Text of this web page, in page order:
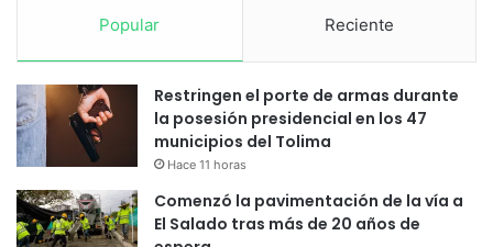
Popular Reciente
Restringen el porte de armas durante
la posesión presidencial en los 47
municipios del Tolima
Hace 11 horas
Comenzó la pavimentación de la vía a
El Salado tras más de 20 años de